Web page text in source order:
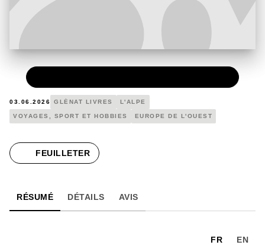
03.06.2026 GLÉNAT LIVRES L'ALPE
VOYAGES, SPORT ET HOBBIES EUROPE DE L'OUEST
FEUILLETER
RÉSUMÉ DÉTAILS AVIS
FR EN